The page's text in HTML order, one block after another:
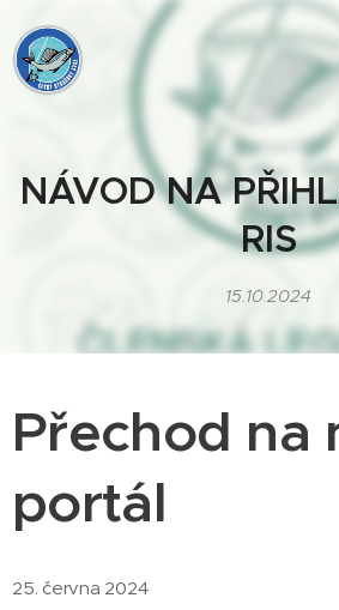
NÁVOD NA
RIS
15.10.2024
Přechod na
portál
25. června 2024